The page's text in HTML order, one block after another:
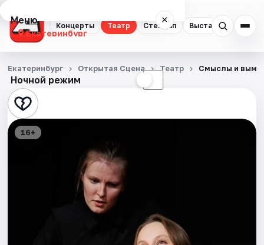
Концерты Театр Стендап Выставки
Меню ×
Екатеринбург
Концерты
Театр
Стендап
Ночной режим ☾
Екатеринбург Открытая Сцена Театр Смыслы и
16+